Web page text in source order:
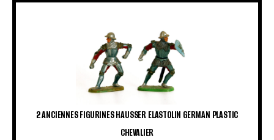
2 ANCIENNES FIGURINES HAUSSER ELASTOLIN GERMAN PLASTIC
CHEVALIER